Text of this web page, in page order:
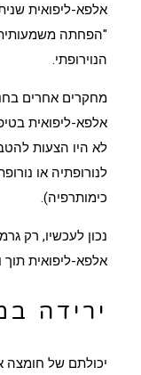
אלפא-ליפואית
"הפחתה משמעותית
הנוירופתי.
מחקרים אחרים
אלפא-ליפואית
לא היו הצעות
לנורופתיה או
כימותרפיה).
נכון לעכשיו, רק
אלפא-ליפואית תוך
ירידה
יכולתם של חומצה